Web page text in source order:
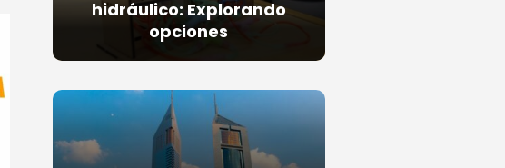
hidráulico: Explorando
opciones